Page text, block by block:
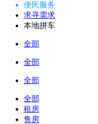
便民服务
求寻需求
本地拼车
全部
全部
全部
全部
租房
售房